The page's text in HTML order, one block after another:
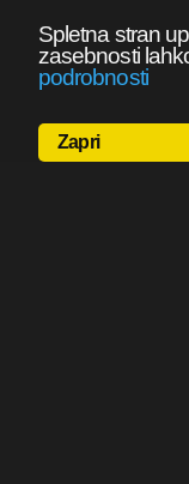
Spletna stran
zasebnosti
podrobnosti
Zapri